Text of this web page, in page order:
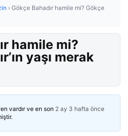
› Gökçe Bahadır hamile mi? Gökçe
hamile mi?
yaşı merak
vardır ve en son 2 ay 3 hafta önce